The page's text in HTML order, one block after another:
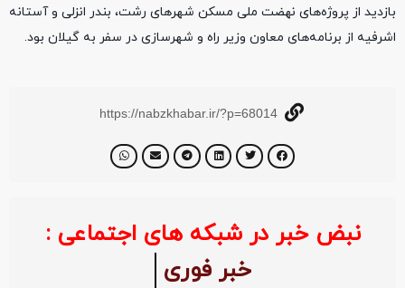
بازدید از پروژه‌های نهضت ملی مسکن شهرهای رشت، بندر انزلی و آستانه
اشرفیه از برنامه‌های معاون وزیر راه و شهرسازی در سفر به گیلان بود.
https://nabzkhabar.ir/?p=68014
نبض خبر در شبکه های اجتماعی :
خبر فوری